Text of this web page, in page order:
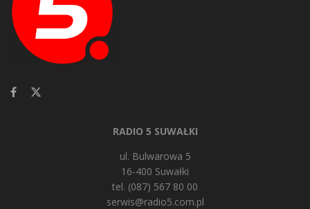
RADIO 5 SUWAŁKI
ul. Bulwarowa 5
16-400 Suwałki
tel. (087) 567 80 00
serwis@radio5.com.pl